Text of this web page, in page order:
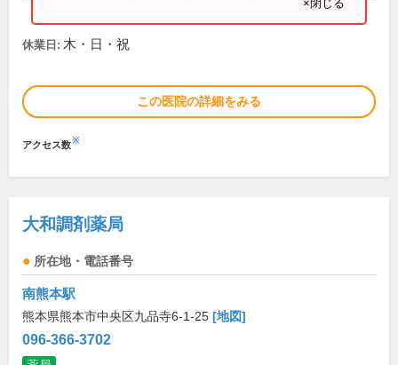
×閉じる
休業日: 木・日・祝
この医院の詳細をみる
アクセス数※
大和調剤薬局
所在地・電話番号
南熊本駅
熊本県熊本市中央区九品寺6-1-25 [地図]
096-366-3702